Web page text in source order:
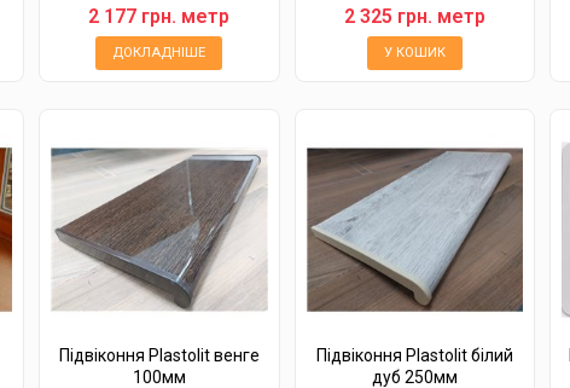
2 177 грн. метр
ДОКЛАДНІШЕ
2 325 грн. метр
У КОШИК
Підвіконня Plastolit венге
100мм
Підвіконня Plastolit білий
дуб 250мм